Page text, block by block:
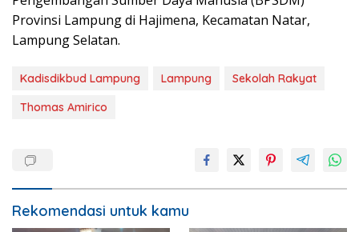
Provinsi Lampung di Hajimena, Kecamatan Natar,
Lampung Selatan.
Kadisdikbud Lampung Lampung
Sekolah Rakyat
Thomas Amirico
Rekomendasi untuk kamu